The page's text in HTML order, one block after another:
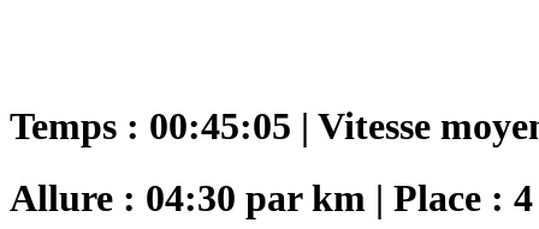
Temps : 00:45:05 | Vitesse
Allure : 04:30 par km | Place : 4